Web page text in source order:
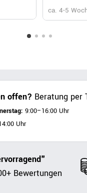
ca. 4-5
offen? Beratung per
9:00–16:00 Uhr
Uhr
Bewertungen